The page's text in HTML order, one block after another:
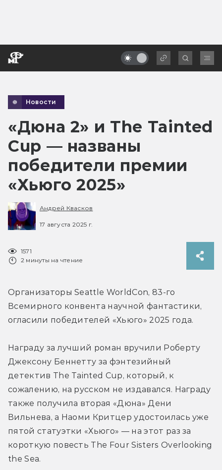
Новости
«Дюна 2» и The Tainted
Cup — названы
победители премии
«Хьюго 2025»
Андрей Квасков
17 августа 2025 г.
1571
2 минуты на чтение
Организаторы Seattle WorldCon, 83-го
Всемирного конвента научной фантастики,
огласили победителей «Хьюго» 2025 года.
Награду за лучший роман вручили Роберту
Джексону Беннетту за фэнтезийный
детектив The Tainted Cup, который, к
сожалению, на русском не издавался. Награду
также получила вторая «Дюна» Дени
Вильнева, а Наоми Критцер удостоилась уже
пятой статуэтки «Хьюго» — на этот раз за
короткую повесть The Four Sisters Overlooking
the Sea.